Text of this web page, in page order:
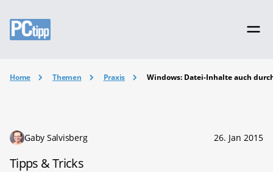
Home Themen Praxis Windows: Datei-Inhalte auch
Gaby Salvisberg 26. Jan 2015
Tipps & Tricks